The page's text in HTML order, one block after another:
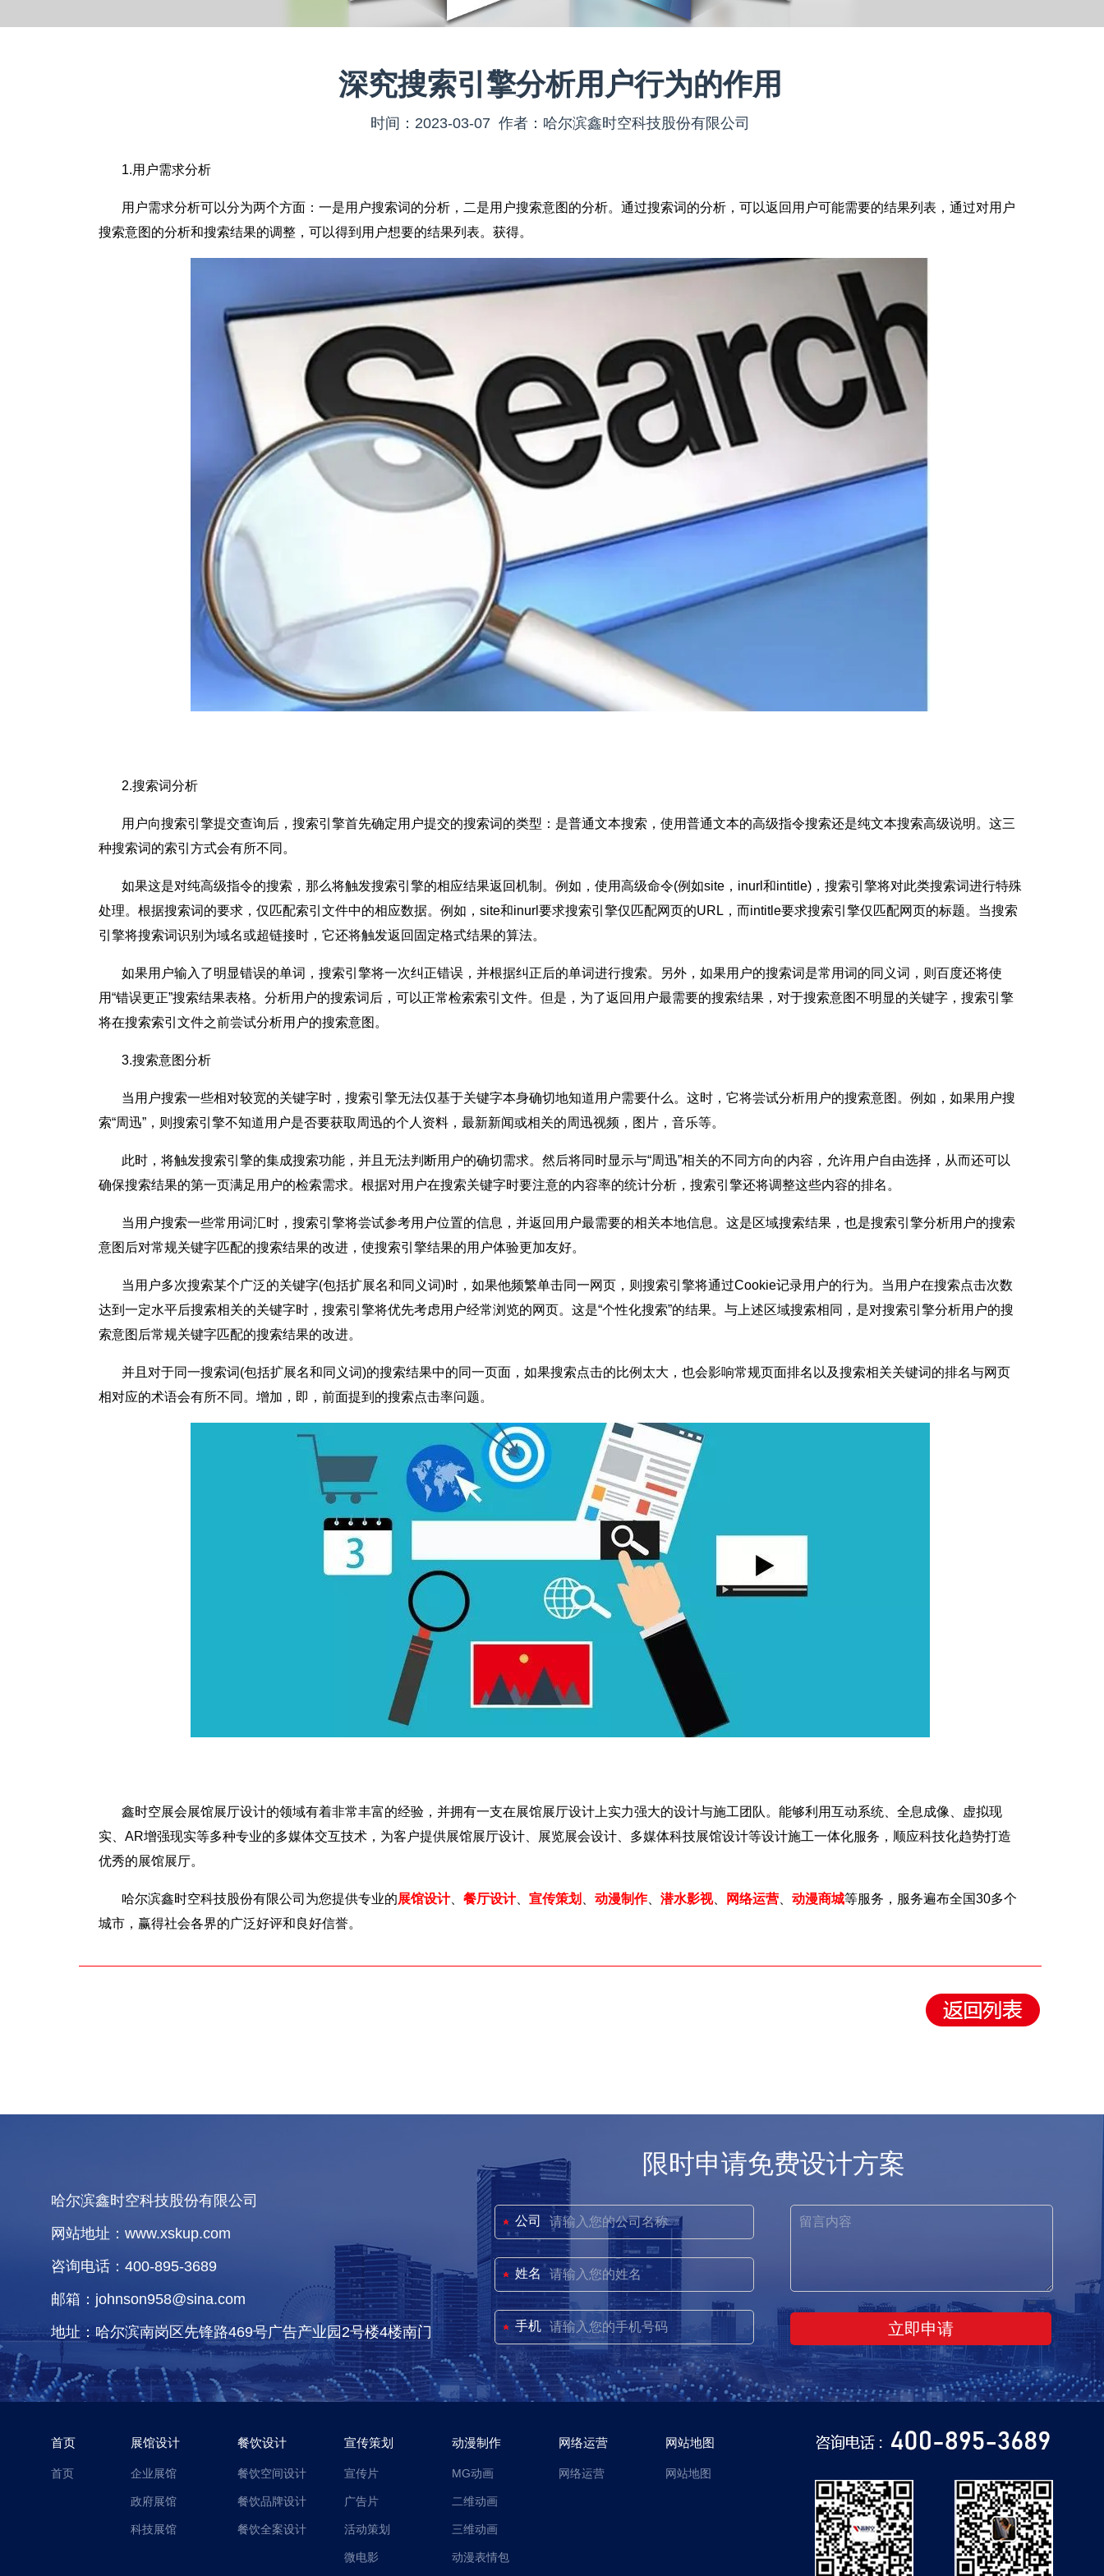
深究搜索引擎分析用户行为的作用
时间：2023-03-07 作者：哈尔滨鑫时空科技股份有限公司
1.用户需求分析
用户需求分析可以分为两个方面：一是用户搜索词的分析，二是用户搜索意图的分析。通过搜索词的分析，可以返回用户可能需要的结果列表，通过对用户
搜索意图的分析和搜索结果的调整，可以得到用户想要的结果列表。获得。
2.搜索词分析
用户向搜索引擎提交查询后，搜索引擎首先确定用户提交的搜索词的类型：是普通文本搜索，使用普通文本的高级指令搜索还是纯文本搜索高级说明。这三
种搜索词的索引方式会有所不同。
如果这是对纯高级指令的搜索，那么将触发搜索引擎的相应结果返回机制。例如，使用高级命令(例如site，inurl和intitle)，搜索引擎将对此类搜索词进行特殊
处理。根据搜索词的要求，仅匹配索引文件中的相应数据。例如，site和inurl要求搜索引擎仅匹配网页的URL，而intitle要求搜索引擎仅匹配网页的标题。当搜索
引擎将搜索词识别为域名或超链接时，它还将触发返回固定格式结果的算法。
如果用户输入了明显错误的单词，搜索引擎将一次纠正错误，并根据纠正后的单词进行搜索。另外，如果用户的搜索词是常用词的同义词，则百度还将使
用“错误更正”搜索结果表格。分析用户的搜索词后，可以正常检索索引文件。但是，为了返回用户最需要的搜索结果，对于搜索意图不明显的关键字，搜索引擎
将在搜索索引文件之前尝试分析用户的搜索意图。
3.搜索意图分析
当用户搜索一些相对较宽的关键字时，搜索引擎无法仅基于关键字本身确切地知道用户需要什么。这时，它将尝试分析用户的搜索意图。例如，如果用户搜
索“周迅”，则搜索引擎不知道用户是否要获取周迅的个人资料，最新新闻或相关的周迅视频，图片，音乐等。
此时，将触发搜索引擎的集成搜索功能，并且无法判断用户的确切需求。然后将同时显示与“周迅”相关的不同方向的内容，允许用户自由选择，从而还可以
确保搜索结果的第一页满足用户的检索需求。根据对用户在搜索关键字时要注意的内容率的统计分析，搜索引擎还将调整这些内容的排名。
当用户搜索一些常用词汇时，搜索引擎将尝试参考用户位置的信息，并返回用户最需要的相关本地信息。这是区域搜索结果，也是搜索引擎分析用户的搜索
意图后对常规关键字匹配的搜索结果的改进，使搜索引擎结果的用户体验更加友好。
当用户多次搜索某个广泛的关键字(包括扩展名和同义词)时，如果他频繁单击同一网页，则搜索引擎将通过Cookie记录用户的行为。当用户在搜索点击次数
达到一定水平后搜索相关的关键字时，搜索引擎将优先考虑用户经常浏览的网页。这是“个性化搜索”的结果。与上述区域搜索相同，是对搜索引擎分析用户的搜
索意图后常规关键字匹配的搜索结果的改进。
并且对于同一搜索词(包括扩展名和同义词)的搜索结果中的同一页面，如果搜索点击的比例太大，也会影响常规页面排名以及搜索相关关键词的排名与网页
相对应的术语会有所不同。增加，即，前面提到的搜索点击率问题。
鑫时空展会展馆展厅设计的领域有着非常丰富的经验，并拥有一支在展馆展厅设计上实力强大的设计与施工团队。能够利用互动系统、全息成像、虚拟现
实、AR增强现实等多种专业的多媒体交互技术，为客户提供展馆展厅设计、展览展会设计、多媒体科技展馆设计等设计施工一体化服务，顺应科技化趋势打造
优秀的展馆展厅。
哈尔滨鑫时空科技股份有限公司为您提供专业的展馆设计、 餐厅设计、 宣传策划 动漫制作、 潜水影视、 网络运营、 动漫商城等服务，服务遍布全国30多个
城市，赢得社会各界的广泛好评和良好信誉。
哈尔滨鑫时空科技股份有限公司
网站地址：www.xskup.com
咨询电话：400-895-3689
邮箱：johnson958@sina.com
地址：哈尔滨南岗区先锋路469号广告产业园2号楼4楼南门
限时申请免费设计方案
公司
姓名
手机
首页
首页
展馆设计
企业展馆
政府展馆
科技展馆
餐饮设计
餐饮空间设计
餐饮品牌设计
餐饮全案设计
宣传策划
宣传片
广告片
活动策划
微电影
动漫制作
MG动画
二维动画
三维动画
动漫表情包
网络运营
网络运营
网站地图
网站地图